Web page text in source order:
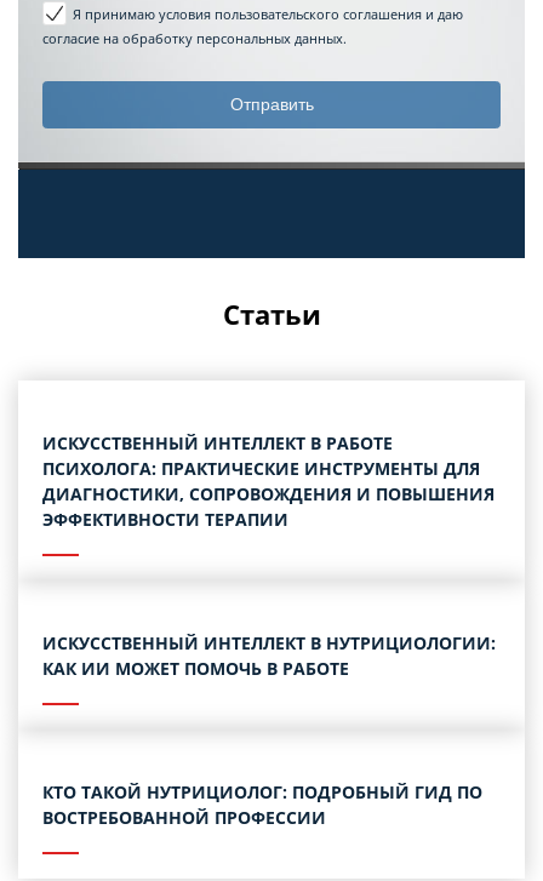
Я принимаю условия пользовательского соглашения и даю
согласие на обработку персональных данных.
Статьи
ИСКУССТВЕННЫЙ ИНТЕЛЛЕКТ В РАБОТЕ
ПСИХОЛОГА: ПРАКТИЧЕСКИЕ ИНСТРУМЕНТЫ ДЛЯ
ДИАГНОСТИКИ, СОПРОВОЖДЕНИЯ И ПОВЫШЕНИЯ
ЭФФЕКТИВНОСТИ ТЕРАПИИ
ИСКУССТВЕННЫЙ ИНТЕЛЛЕКТ В НУТРИЦИОЛОГИИ:
КАК ИИ МОЖЕТ ПОМОЧЬ В РАБОТЕ
КТО ТАКОЙ НУТРИЦИОЛОГ: ПОДРОБНЫЙ ГИД ПО
ВОСТРЕБОВАННОЙ ПРОФЕССИИ